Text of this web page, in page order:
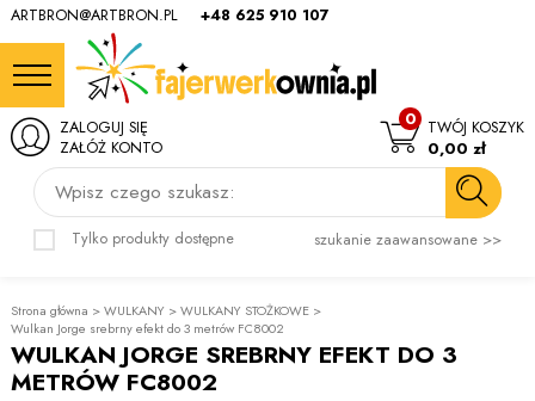
ARTBRON@ARTBRON.PL +48 625 910 107
Wpisz czego szukasz:
Tylko produkty dostępne szukanie zaawansowane >>
ZALOGUJ SIĘ
ZAŁÓŻ KONTO
TWÓJ KOSZYK
0
0,00 zł
Strona główna >WULKANY >WULKANY STOŻKOWE >
Wulkan Jorge srebrny efekt do 3 metrów FC8002
WULKAN JORGE SREBRNY EFEKT DO 3
METRÓW FC8002